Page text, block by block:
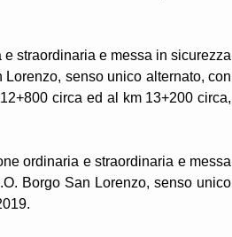
straordinaria e messa in sicurezza
senso unico alternato, con
circa ed al km 13+200 circa,
ordinaria e straordinaria e messa
Borgo San Lorenzo, senso unico